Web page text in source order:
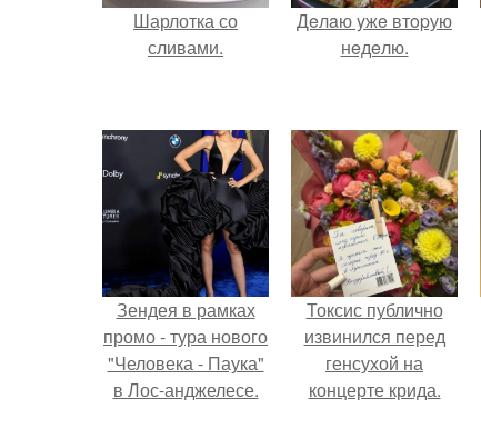
Шарлотка со
сливами.
Дeлaю yжe втopую
нeдeлю.
Зендея в рамках
промо - тура нового
"Человека - Паука"
в Лос-анджелесе.
Токсис публично
извинился перед
генсухой на
концерте крида.